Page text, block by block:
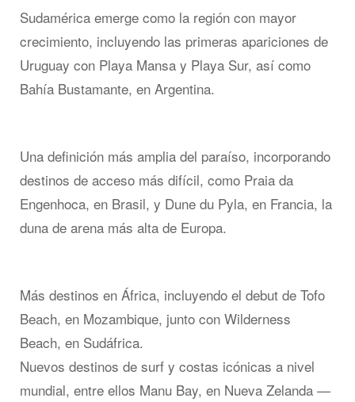
Sudamérica emerge como la región con mayor
crecimiento, incluyendo las primeras apariciones de
Uruguay con Playa Mansa y Playa Sur, así como
Bahía Bustamante, en Argentina.
Una definición más amplia del paraíso, incorporando
destinos de acceso más difícil, como Praia da
Engenhoca, en Brasil, y Dune du Pyla, en Francia, la
duna de arena más alta de Europa.
Más destinos en África, incluyendo el debut de Tofo
Beach, en Mozambique, junto con Wilderness
Beach, en Sudáfrica.
Nuevos destinos de surf y costas icónicas a nivel
mundial, entre ellos Manu Bay, en Nueva Zelanda —